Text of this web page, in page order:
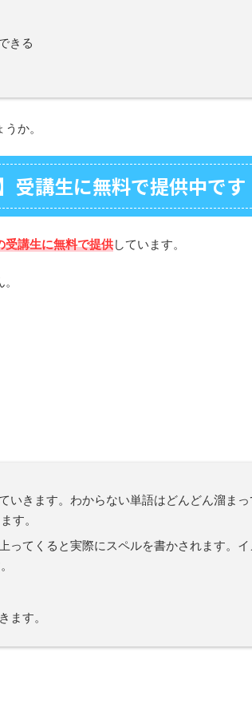
きる
か。
受講生に無料で提供中です
受講生に無料で提供しています。
きます。わからない単語はどんどん溜ま
す。
てくると実際にスペルを書かされます。
ます。